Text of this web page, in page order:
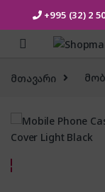
+995 (32) 2
Skip to navigation
Skip to content
მთავარი